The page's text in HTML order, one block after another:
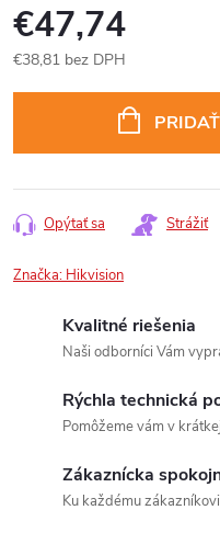
€47,74
€38,81 bez DPH
Opýtať sa Strážiť
Značka: Hikvision
Kvalitné riešenia
Naši odborníci Vám
Rýchla technická
Pomôžeme vám v
Zákaznícka
Ku každému